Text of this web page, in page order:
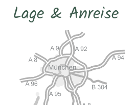
Lage & Anreise